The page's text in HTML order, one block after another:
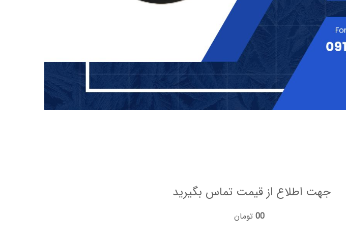
جهت اطلاع از قیمت تماس بگیرید
00 تومان